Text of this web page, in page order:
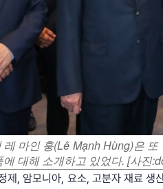
마인 훙(Lê Mạnh Hùng)은
대해 소개하고 있었다. [사진
제, 암모니아, 요소, 고분자 재료